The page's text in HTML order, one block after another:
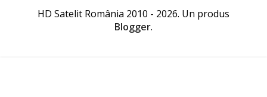
HD Satelit România 2010 - 2026. Un produs
Blogger.